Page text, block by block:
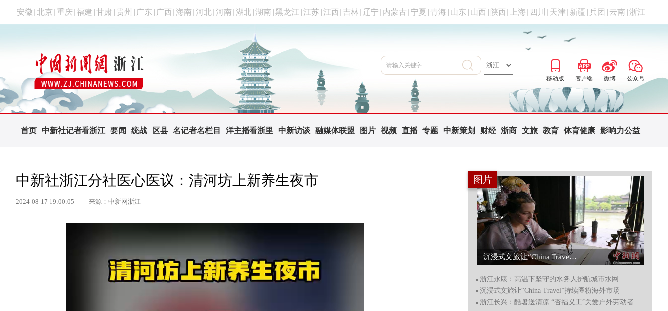
安徽 北京 重庆 福建 甘肃 贵州 广东 广西 海南 河北 河南 湖北 湖南 黑龙江 江苏 江西 吉林 辽宁 内蒙古 宁夏 青海 山东 山西 陕西 上海 四川 天津 新疆 兵团 云南 浙江
移动版 客户端 微博 公众号
首页 中新社记者看浙江 要闻 统战 区县 名记者名栏目 洋主播看浙里 中新访谈 融媒体联盟 图片 视频 直播 专题 中新策划 财经 浙商 文旅 教育 体育健康 影响力公益
中新社浙江分社医心医议：清河坊上新养生夜市
2024-08-17 19:00:05 来源：中新网浙江
图片
沉浸式文旅让“China Travel”持续圈粉海外市场...
浙江永康：高温下坚守的水务人护航城市水网
沉浸式文旅让“China Travel”持续圈粉海外市场
浙江长兴：酷暑送清凉 “杏福义工”关爱户外劳动者